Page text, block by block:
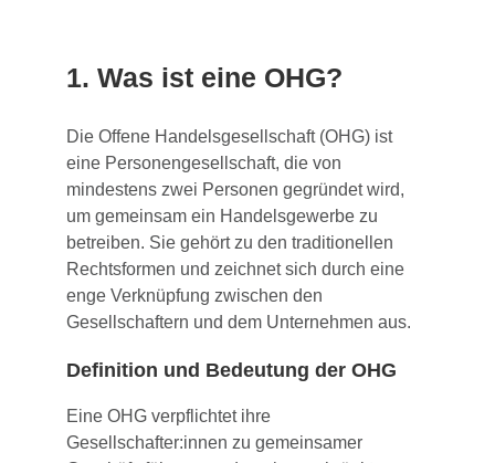
1. Was ist eine OHG?
Die Offene Handelsgesellschaft (OHG) ist
eine Personengesellschaft, die von
mindestens zwei Personen gegründet wird,
um gemeinsam ein Handelsgewerbe zu
betreiben. Sie gehört zu den traditionellen
Rechtsformen und zeichnet sich durch eine
enge Verknüpfung zwischen den
Gesellschaftern und dem Unternehmen aus.
Definition und Bedeutung der OHG
Eine OHG verpflichtet ihre
Gesellschafter:innen zu gemeinsamer